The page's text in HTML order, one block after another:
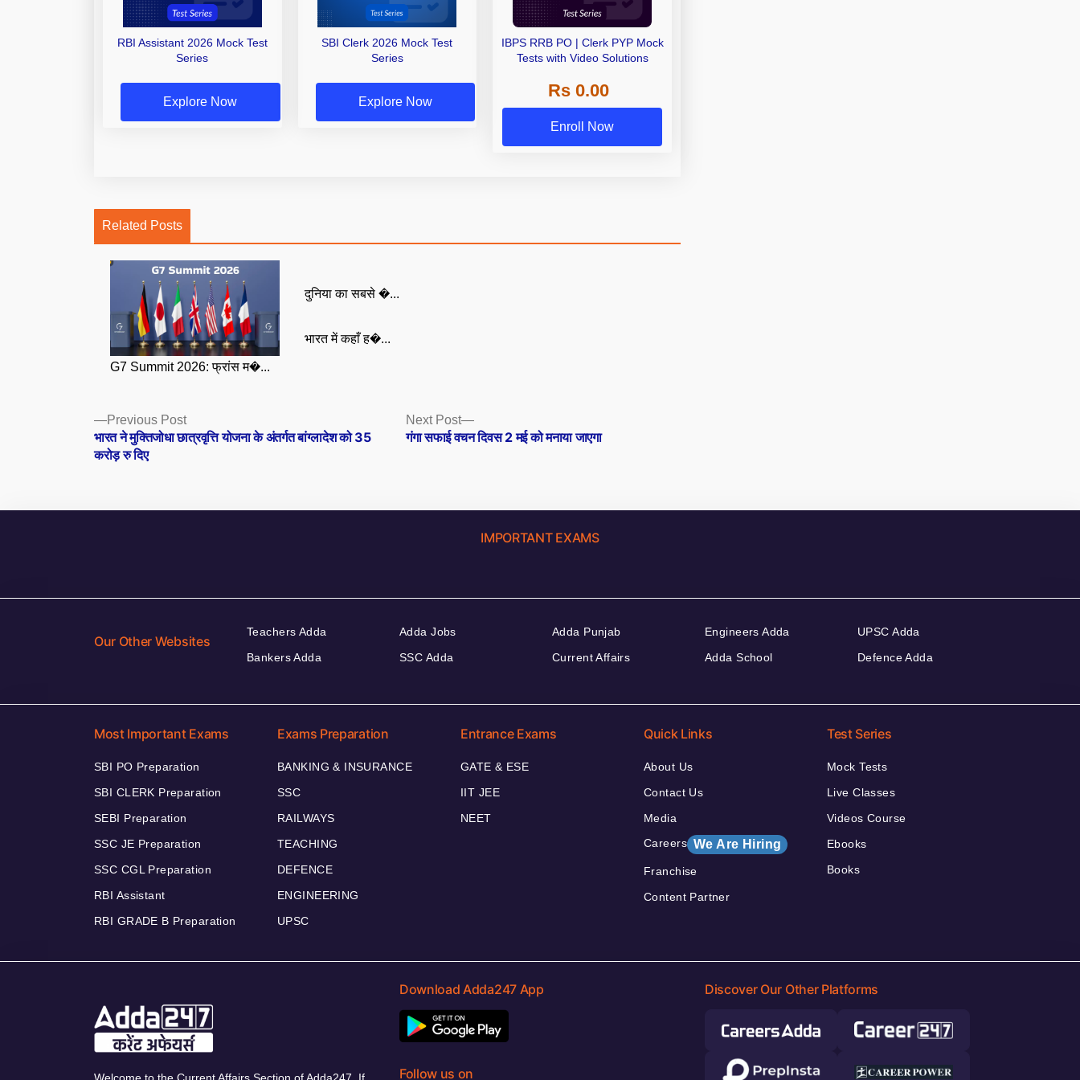
RBI Assistant 2026 Mock Test
Series
Explore Now
SBI Clerk 2026 Mock Test
Series
Explore Now
IBPS RRB PO | Clerk PYP Mock
Tests with Video Solutions
Rs 0.00
Enroll Now
Related Posts
G7 Summit 2026: फ्रांस म�...
दुनिया का सबसे �...
भारत में कहाँ ह�...
Posts
navigation
Previous PostPrevious
post:
भारत ने मुक्तिजोधा छात्रवृत्ति योजना के अंतर्गत बांग्लादेश को 35
करोड़ रु दिए
Next Post
Next
post:
गंगा सफाई वचन दिवस 2 मई को मनाया जाएगा
IMPORTANT EXAMS
Our Other Websites
Teachers Adda
Bankers Adda
Adda Jobs
SSC Adda
Adda Punjab
Current Affairs
Engineers Adda
Adda School
UPSC Adda
Defence Adda
Most Important Exams
SBI PO Preparation
SBI CLERK Preparation
SEBI Preparation
SSC JE Preparation
SSC CGL Preparation
RBI Assistant
RBI GRADE B Preparation
Exams Preparation
BANKING & INSURANCE
SSC
RAILWAYS
TEACHING
DEFENCE
ENGINEERING
UPSC
Entrance Exams
GATE & ESE
IIT JEE
NEET
Quick Links
About Us
Contact Us
Media
Careers We Are Hiring
Franchise
Content Partner
Test Series
Mock Tests
Live Classes
Videos Course
Ebooks
Books
Download Adda247 App
Follow us on
Discover Our Other Platforms